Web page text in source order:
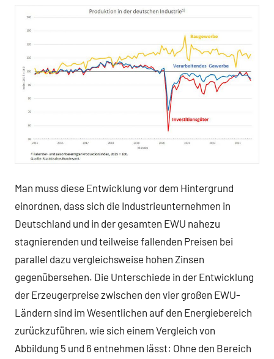
Man muss diese Entwicklung vor dem Hintergrund
einordnen, dass sich die Industrieunternehmen in
Deutschland und in der gesamten EWU nahezu
stagnierenden und teilweise fallenden Preisen bei
parallel dazu vergleichsweise hohen Zinsen
gegenübersehen. Die Unterschiede in der Entwicklung
der Erzeugerpreise zwischen den vier großen EWU-
Ländern sind im Wesentlichen auf den Energiebereich
zurückzuführen, wie sich einem Vergleich von
Abbildung 5 und 6 entnehmen lässt: Ohne den Bereich